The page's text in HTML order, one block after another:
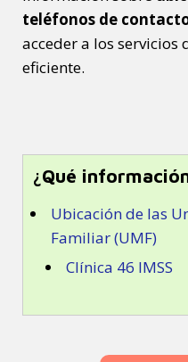
teléfonos de
acceder a los servicios
eficiente.
¿Qué
Ubicación de las
Familiar (UMF)
Clínica 46 IMSS